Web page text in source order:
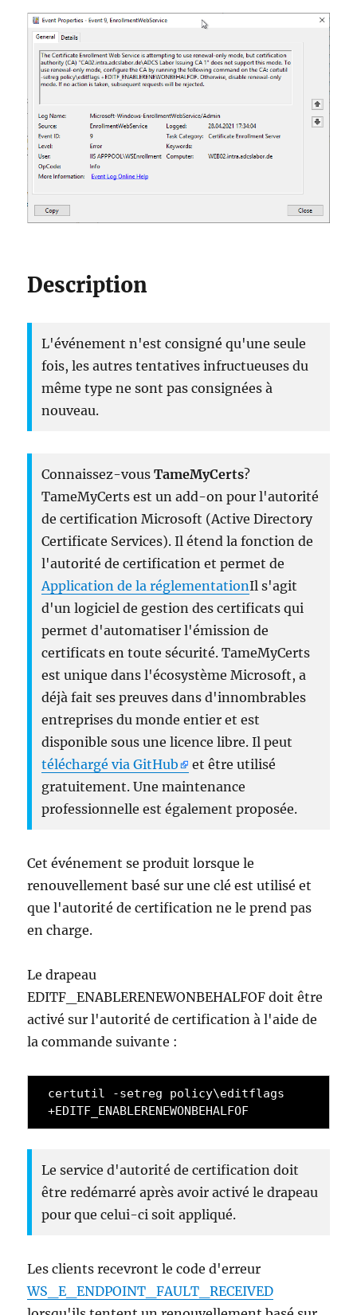
Description
L'événement n'est consigné qu'une seule
fois, les autres tentatives infructueuses du
même type ne sont pas consignées à
nouveau.
Connaissez-vousTameMyCerts?
TameMyCerts est un add-on pour l'autorité
de certification Microsoft (Active Directory
Certificate Services). Il étend la fonction de
l'autorité de certification et permet de
Application de la réglementationIl s'agit
d'un logiciel de gestion des certificats qui
permet d'automatiser l'émission de
certificats en toute sécurité. TameMyCerts
est unique dans l'écosystème Microsoft, a
déjà fait ses preuves dans d'innombrables
entreprises du monde entier et est
disponible sous une licence libre. Il peut
téléchargé via GitHub
et être utilisé
gratuitement. Une maintenance
professionnelle est également proposée.
Cet événement se produit lorsque le
renouvellement basé sur une clé est utilisé et
que l'autorité de certification ne le prend pas
en charge.
Le drapeau
EDITF_ENABLERENEWONBEHALFOF doit être
activé sur l'autorité de certification à l'aide de
la commande suivante :
certutil -setreg policy\editflags
+EDITF_ENABLERENEWONBEHALFOF
Le service d'autorité de certification doit
être redémarré après avoir activé le drapeau
pour que celui-ci soit appliqué.
Les clients recevront le code d'erreur
WS_E_ENDPOINT_FAULT_RECEIVED